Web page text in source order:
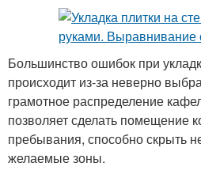
Большинство ошибок при
происходит из-за неверно
грамотное распределение
позволяет сделать помещение
пребывания, способно скрыть
желаемые зоны.